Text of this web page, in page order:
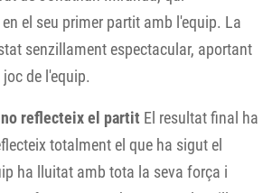
el seu primer partit amb l'equip. La
senzillament espectacular, aportant
de l'equip.
reflecteix el partit El resultat final ha
totalment el que ha sigut el
ha lluitat amb tota la seva força i